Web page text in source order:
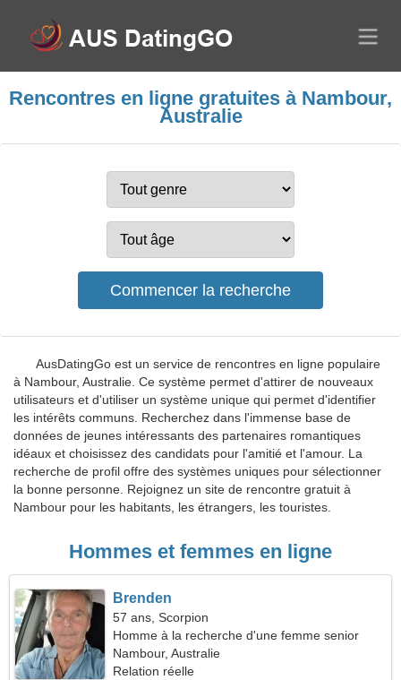
Rencontres en ligne gratuites à Nambour,
Australie
AusDatingGo est un service de rencontres en ligne populaire
à Nambour, Australie. Ce système permet d'attirer de nouveaux
utilisateurs et d'utiliser un système unique qui permet d'identifier
les intérêts communs. Recherchez dans l'immense base de
données de jeunes intéressants des partenaires romantiques
idéaux et choisissez des candidats pour l'amitié et l'amour. La
recherche de profil offre des systèmes uniques pour sélectionner
la bonne personne. Rejoignez un site de rencontre gratuit à
Nambour pour les habitants, les étrangers, les touristes.
Hommes et femmes en ligne
Brenden
57 ans, Scorpion
Homme à la recherche d'une femme senior
Nambour, Australie
Relation réelle